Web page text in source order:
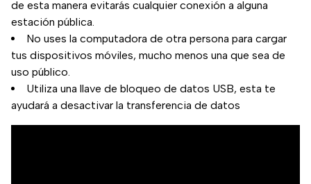
de esta manera evitarás cualquier conexión a alguna
estación pública.
No uses la computadora de otra persona para cargar
tus dispositivos móviles, mucho menos una que sea de
uso público.
Utiliza una llave de bloqueo de datos USB, esta te
ayudará a desactivar la transferencia de datos